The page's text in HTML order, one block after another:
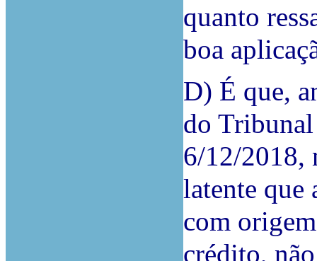
quanto
boa
D) É que,
do
6/12/2018,
latente que
com
crédito,